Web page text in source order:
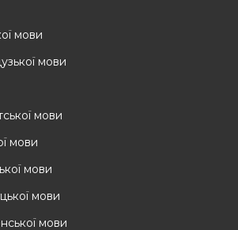
мови
мови
мови
мови
мови
мови
мови